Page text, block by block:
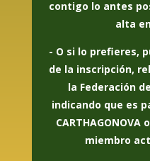
contigo lo antes
alta
- O si lo prefieres,
de la inscripción,
la Federación
indicando que es
CARTHAGONOVA o
miembro